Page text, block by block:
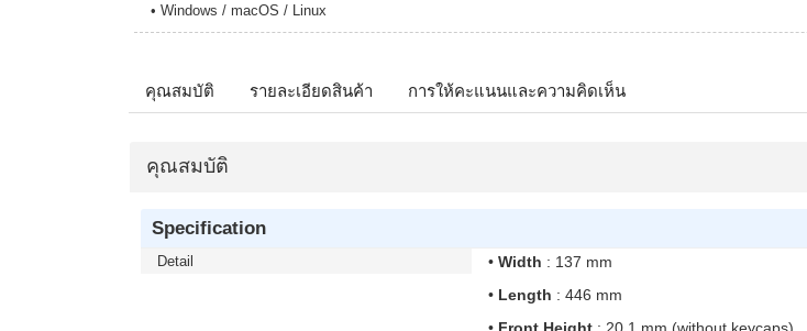
• Windows / macOS / Linux
คุณสมบัติ รายละเอียดสินค้า การให้คะแนนและความคิดเห็น
คุณสมบัติ
Specification
Detail •Width : 137 mm
• Length : 446 mm